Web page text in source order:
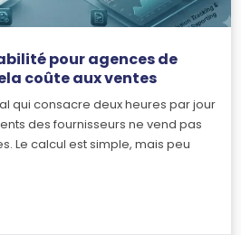
pour agences de
coûte aux ventes
qui consacre deux heures par jour
des fournisseurs ne vend pas
Le calcul est simple, mais peu